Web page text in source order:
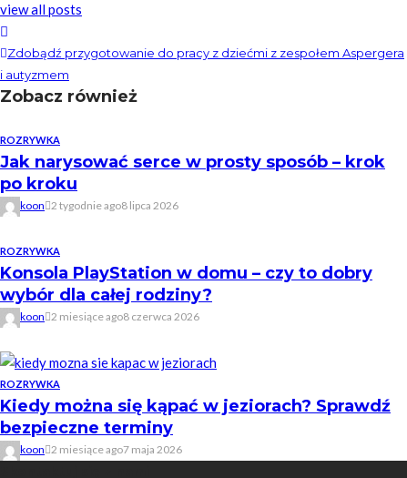
view all posts
Zdobądź przygotowanie do pracy z dziećmi z zespołem Aspergera
i autyzmem
Zobacz również
ROZRYWKA
Jak narysować serce w prosty sposób – krok
po kroku
koon 2 tygodnie ago8 lipca 2026
ROZRYWKA
Konsola PlayStation w domu – czy to dobry
wybór dla całej rodziny?
koon 2 miesiące ago8 czerwca 2026
ROZRYWKA
Kiedy można się kąpać w jeziorach? Sprawdź
bezpieczne terminy
koon 2 miesiące ago7 maja 2026